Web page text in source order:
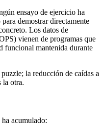
ensayo de ejercicio ha
demostrar directamente
Los datos de
vienen de programas que
funcional mantenida durante
la reducción de caídas a
la otra.
acumulado: